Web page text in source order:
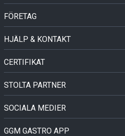
FÖRETAG
HJÄLP & KONTAKT
CERTIFIKAT
STOLTA PARTNER
SOCIALA MEDIER
GGM GASTRO APP